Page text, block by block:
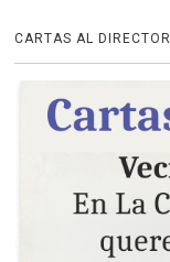
CARTAS AL DIRECTOR